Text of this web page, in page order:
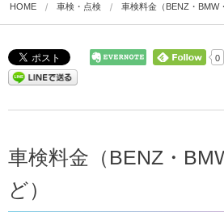
HOME 車検・点検 車検料金（BENZ・BMW
0
車検料金（BENZ・
ど）